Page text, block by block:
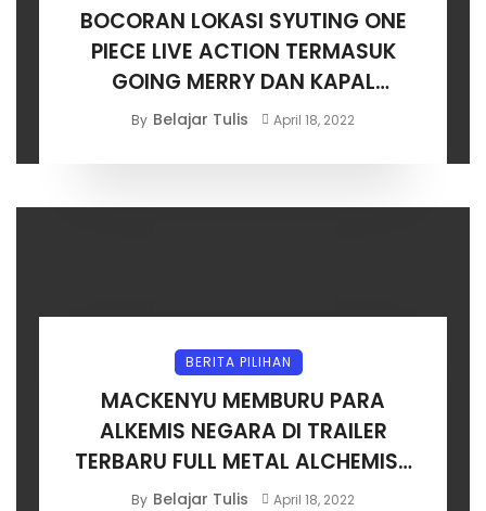
BOCORAN LOKASI SYUTING ONE
PIECE LIVE ACTION TERMASUK
GOING MERRY DAN KAPAL
SHANKS!
By Belajar Tulis April 18, 2022
BERITA PILIHAN
MACKENYU MEMBURU PARA
ALKEMIS NEGARA DI TRAILER
TERBARU FULL METAL ALCHEMIST
LIVE ACTION
By Belajar Tulis April 18, 2022